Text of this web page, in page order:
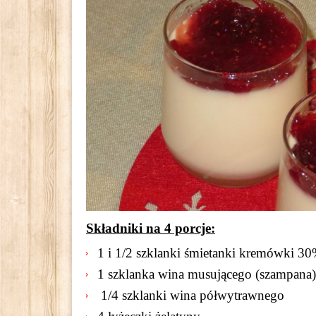
Składniki na 4 porcje:
1 i 1/2 szklanki śmietanki kremówki
1 szklanka wina musującego (szampana)
1/4 szklanki wina półwytrawnego